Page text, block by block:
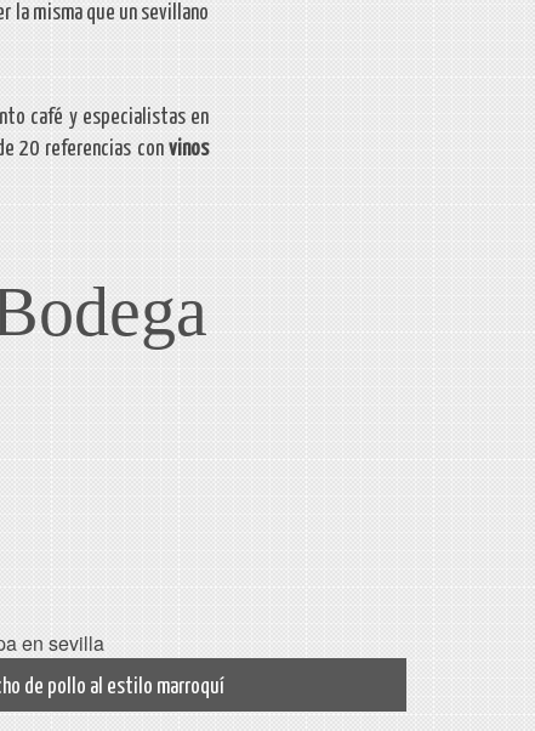
la misma que un sevillano
café y especialistas en
20 referencias convinos
de pollo al estilo marroquí